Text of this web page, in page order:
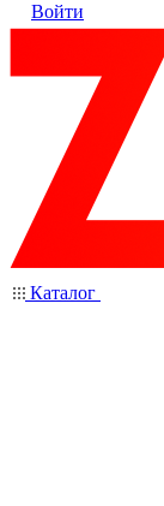
Войти
Каталог